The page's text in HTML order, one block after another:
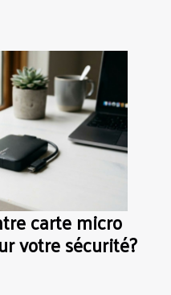
carte micro
votre sécurité?